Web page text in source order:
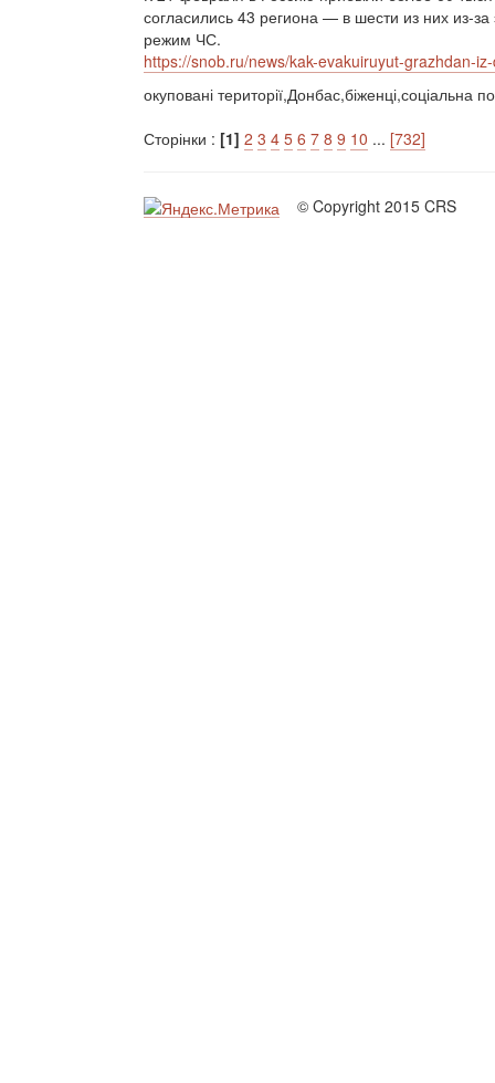
согласились 43 региона — в шести из них из-
режим ЧС.
https://snob.ru/news/kak-evakuiruyut-grazhdan-
окуповані території,Донбас,біженці,соціальна
Сторінки : [1] 2 3 4 5 6 7 8 9 10 ... [732]
© Copyright 2015 CRS